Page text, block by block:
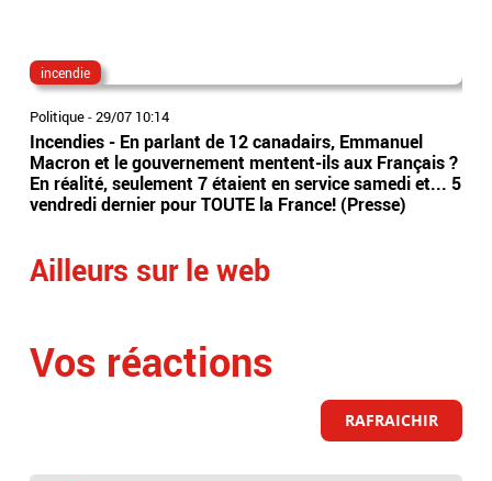
incendie
Politique-29/07 10:14
Incendies - En parlant de 12 canadairs, Emmanuel
Macron et le gouvernement mentent-ils aux Français ?
En réalité, seulement 7 étaient en service samedi et... 5
vendredi dernier pour TOUTE la France! (Presse)
Ailleurs sur le web
Vos réactions
RAFRAICHIR